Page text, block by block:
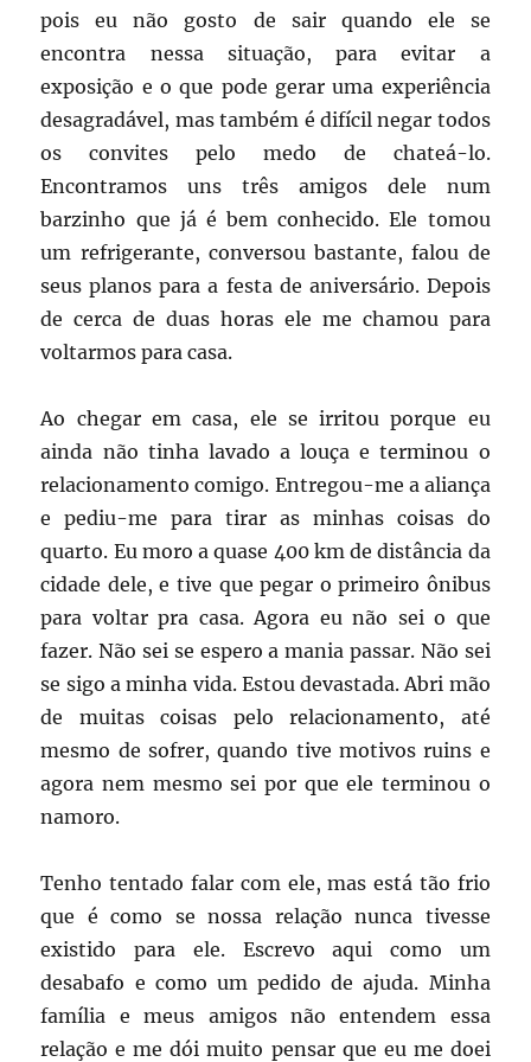
pois eu não gosto de sair quando ele se
encontra nessa situação, para evitar a
exposição e o que pode gerar uma experiência
desagradável, mas também é difícil negar todos
os convites pelo medo de chateá-lo.
Encontramos uns três amigos dele num
barzinho que já é bem conhecido. Ele tomou
um refrigerante, conversou bastante, falou de
seus planos para a festa de aniversário. Depois
de cerca de duas horas ele me chamou para
voltarmos para casa.
Ao chegar em casa, ele se irritou porque eu
ainda não tinha lavado a louça e terminou o
relacionamento comigo. Entregou-me a aliança
e pediu-me para tirar as minhas coisas do
quarto. Eu moro a quase 400 km de distância da
cidade dele, e tive que pegar o primeiro ônibus
para voltar pra casa. Agora eu não sei o que
fazer. Não sei se espero a mania passar. Não sei
se sigo a minha vida. Estou devastada. Abri mão
de muitas coisas pelo relacionamento, até
mesmo de sofrer, quando tive motivos ruins e
agora nem mesmo sei por que ele terminou o
namoro.
Tenho tentado falar com ele, mas está tão frio
que é como se nossa relação nunca tivesse
existido para ele. Escrevo aqui como um
desabafo e como um pedido de ajuda. Minha
família e meus amigos não entendem essa
relação e me dói muito pensar que eu me doei